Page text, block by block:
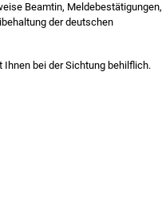
Beamtin, Meldebestätigungen,
der deutschen
bei der Sichtung behilflich.